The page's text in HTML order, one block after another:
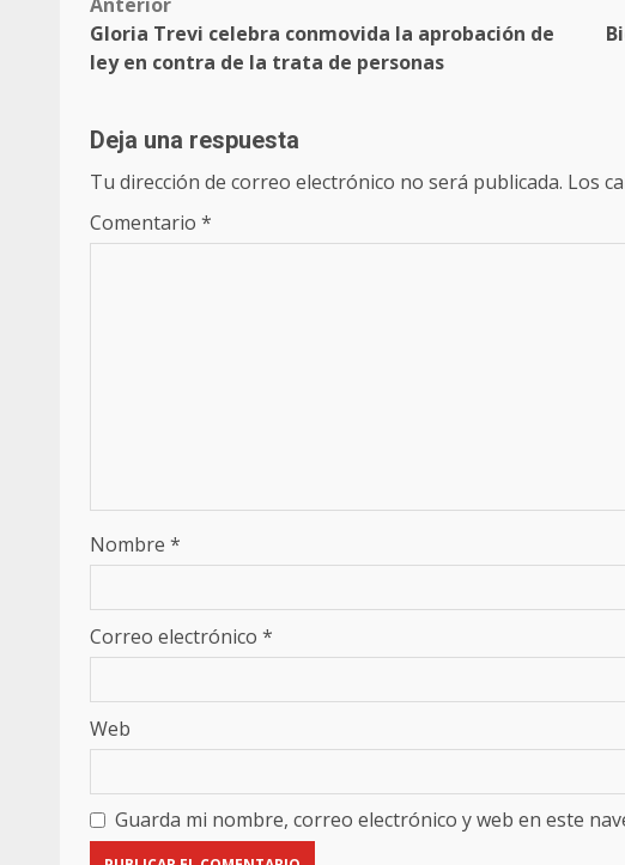
Post
navigation
Gloria Trevi celebra conmovida la aprobación de
ley en contra de la trata de personas
Deja una respuesta
Tu dirección de correo electrónico no será publicada. Los
Comentario *
Nombre *
Correo electrónico *
Web
Guarda mi nombre, correo electrónico y web en este